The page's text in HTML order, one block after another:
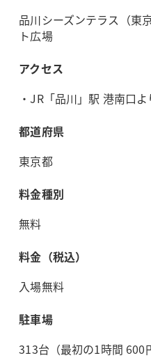
品川シーズンテラス（東
ト広場
アクセス
・JR「品川」駅 港南口
都道府県
東京都
料金種別
無料
料金（税込）
入場無料
駐車場
313台（最初の1時間 600